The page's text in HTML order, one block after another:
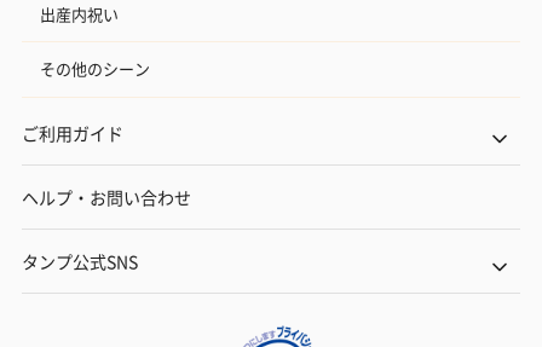
出産内祝い
その他のシーン
ご利用ガイド
ヘルプ・お問い合わせ
タンプ公式SNS